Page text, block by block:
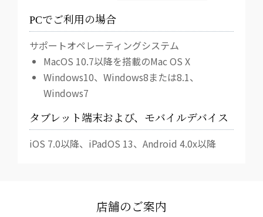
PCでご利用の場合
サポートオペレーティングシステム
MacOS 10.7以降を搭載のMac OS X
Windows10、Windows8または8.1、
Windows7
タブレット端末および、モバイルデバイス
iOS 7.0以降、iPadOS 13、Android 4.0x以降
店舗のご案内